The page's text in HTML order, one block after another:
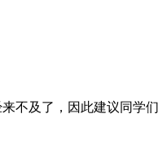
不及了，因此建议同学